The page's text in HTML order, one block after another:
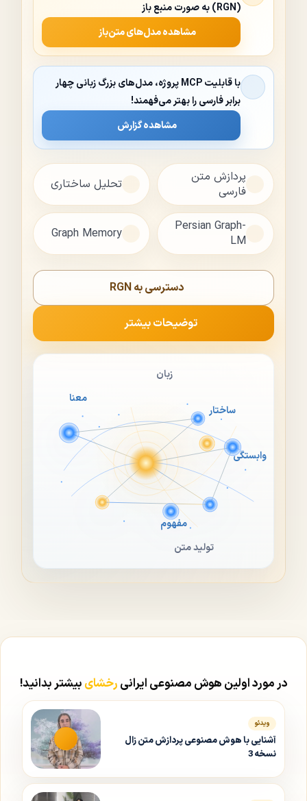
(RGN) به صورت منبع باز
مشاهده مدل‌های متن‌باز
با قابلیتMCPپروژه، مدل‌های بزرگ زبانی چهار
برابر فارسی را بهتر می‌فهمند!
مشاهده گزارش
پردازش متن
فارسی
تحلیل ساختاری
Persian Graph-
LM
Graph Memory
دسترسی به RGN
توضیحات بیشتر
ساختار
زبان
معنا
وابستگی
مفهوم
تولید متن
در مورد اولین هوش مصنوعی ایرانیرخشایبیشتر بدانید!
ویدئو
آشنایی با هوش مصنوعی پردازش متن زال
نسخه 3